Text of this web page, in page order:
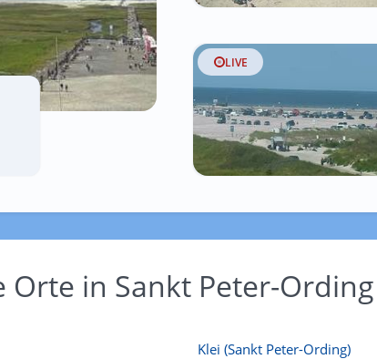
LIVE
in Sankt Peter-
Klei (Sankt Peter-Ording)